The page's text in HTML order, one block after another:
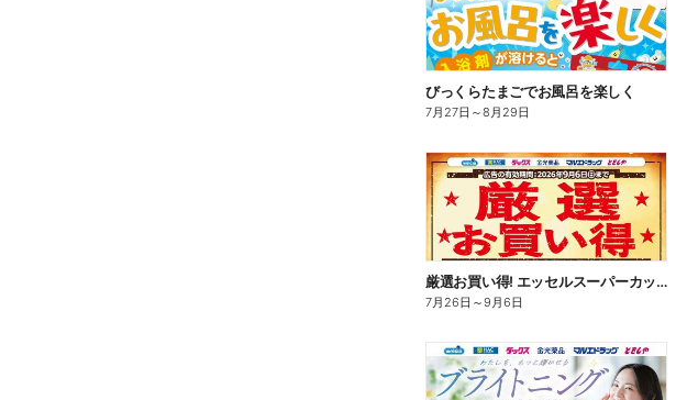
びっくらたまごでお風呂を楽しく
7月27日 ～8月29日
厳選お買い得! エッセルスーパーカップ
7月26日 ～9月6日